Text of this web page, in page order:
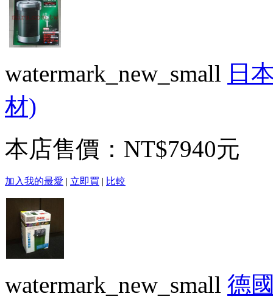
watermark_new_small 日
材)
本店售價： NT$7940元
加入我的最愛 | 立即買 | 比較
watermark_new_small 德